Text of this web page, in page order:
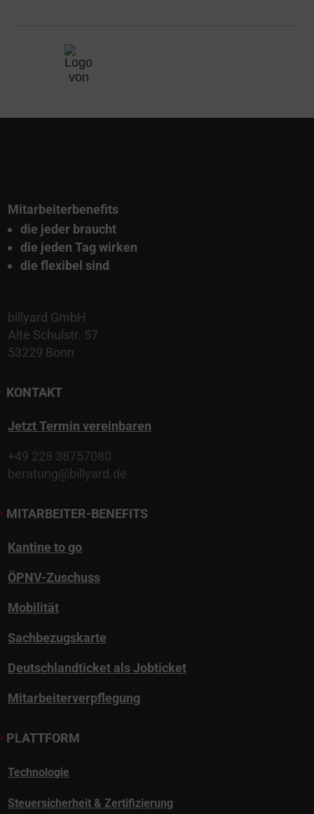
Mitarbeiterbenefits
die jeder braucht
die jeden Tag wirken
die flexibel sind
billyard GmbH
Alte Schulstr. 57
53229 Bonn
• KONTAKT
Jetzt Termin vereinbaren
+49 228 38757080
beratung@billyard.de
• MITARBEITER-BENEFITS
Kantine to go
ÖPNV-Zuschuss
Mobilität
Sachbezugskarte
Deutschlandticket als Jobticket
Mitarbeiterverpflegung
• PLATTFORM
Technologie
Steuersicherheit & Zertifizierung